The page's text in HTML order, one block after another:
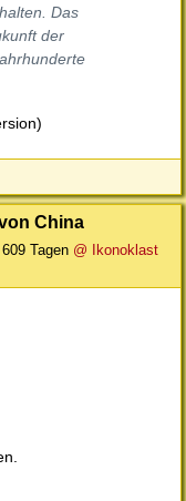
Das
der
China
Tagen @ Ikonoklast